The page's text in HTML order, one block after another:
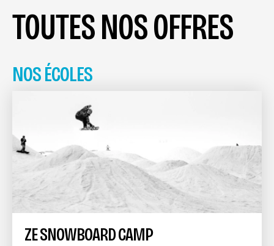
TOUTES NOS OFFRES
NOS ÉCOLES
ZE SNOWBOARD CAMP